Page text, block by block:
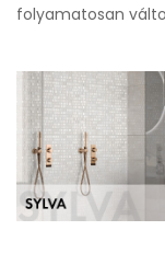
folyamatosan